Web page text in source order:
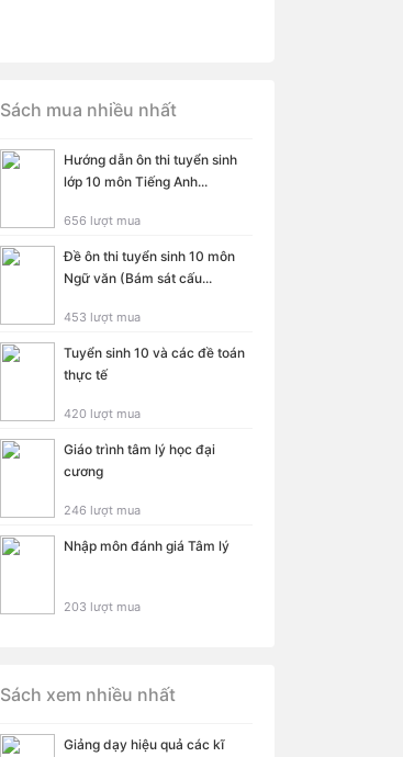
Sách mua nhiều nhất
Hướng dẫn ôn thi tuyển sinh
lớp 10 môn Tiếng Anh...
656 lượt mua
Đề ôn thi tuyển sinh 10 môn
Ngữ văn (Bám sát cấu...
453 lượt mua
Tuyển sinh 10 và các đề toán
thực tế
420 lượt mua
Giáo trình tâm lý học đại
cương
246 lượt mua
Nhập môn đánh giá Tâm lý
203 lượt mua
Sách xem nhiều nhất
Giảng dạy hiệu quả các kĩ